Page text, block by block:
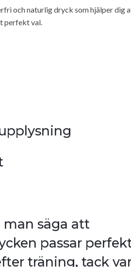
och naturlig dryck som hjälper dig
perfekt val.
säga att
passar
träning, tack